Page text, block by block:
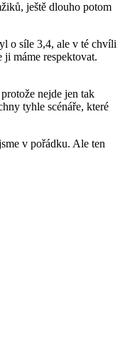
ještě dlouho potom
o síle 3,4, ale v té chvíli
máme respektovat.
nejde jen tak
tyhle scénáře, které
v pořádku. Ale ten